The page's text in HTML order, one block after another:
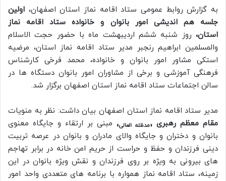
به گزارش روابط عمومی ستاد اقامه نماز استان اصفهان، اولین
جلسه هم اندیشی امور بانوان و خانواده ستاد اقامه نماز
استان، روز شنبه ششم اردیبهشت ماه با حضور حجت الاسلام
والمسلمین ابراهیم رنجبر مدیر ستاد اقامه نماز استان، مرضیه
استکی مشاور امور بانوان و خانواده، محمد فرخی کارشناس
فرهنگی آموزشی و برخی از مشاوران امور بانوان دستگاه ها در
سالن اجتماعات ستاد اقامه نماز استان اصفهان برگزار شد.
مدیر ستاد اقامه نماز استان اصفهان بیان داشت: نظر به منویات
مقام معظم رهبری«مدظله العالی» مبنی بر ارتقاء و جایگاه معنوی
بانوان و دختران و جایگاه والای مادران و بانوان در عرصه تربیت
دینی فرزندان و حفظ و حراست از حریم امن خانه در برابر تهاجم
های بیرونی به ویژه بر روی فرزندان و نقش ویژه بانوان در این
زمینه، ستاد اقامه نماز همواره با برنامه های متعددی واحد امور